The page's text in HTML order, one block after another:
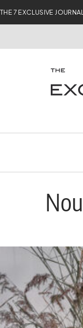
THE 7 EXCLUSIVE JOURNAL